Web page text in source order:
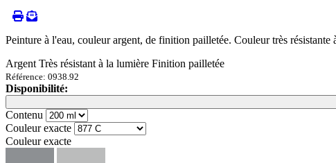
Peinture à l'eau, couleur argent, de finition pailletée. Couleur très
Argent Très résistant à la lumière Finition pailletée
Référence: 0938.92
Disponibilité:
Loading...
Loading...
Contenu
Couleur exacte
Couleur exacte